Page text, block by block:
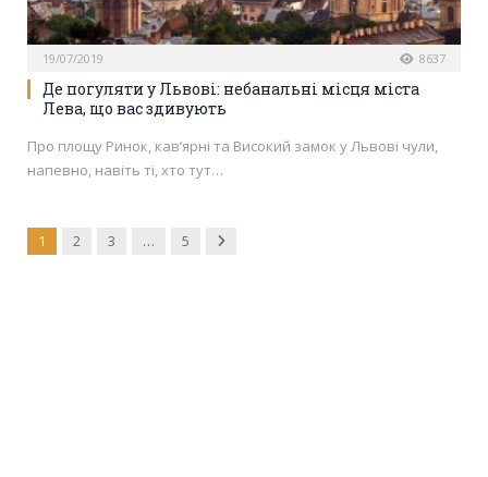
19/07/2019 8637
Де погуляти у Львові: небанальні місця міста
Лева, що вас здивують
Про площу Ринок, кав’ярні та Високий замок у Львові чули,
напевно, навіть ті, хто тут…
1 2 3 … 5 Next